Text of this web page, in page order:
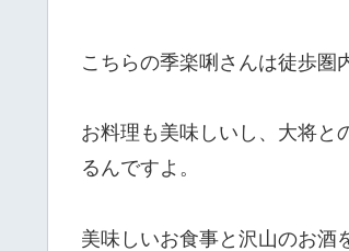
こちらの季楽唎さんは徒歩圏
お料理も美味しいし、大将と
るんですよ。
美味しいお食事と沢山のお酒